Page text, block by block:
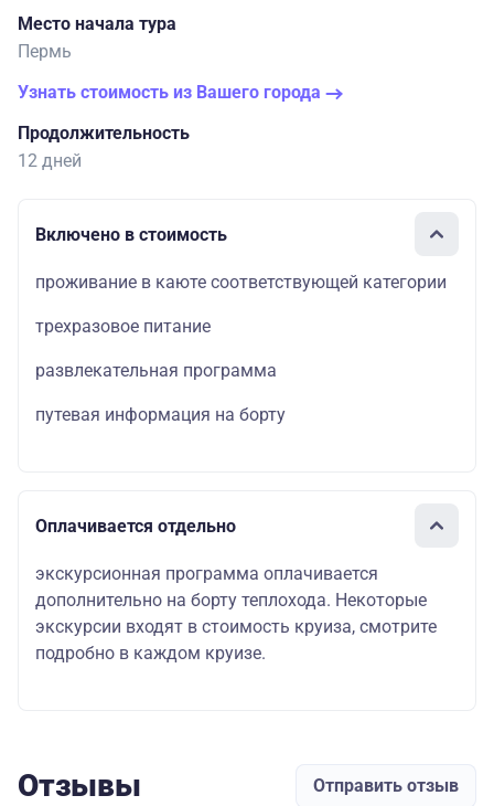
Место начала тура
Пермь
Узнать стоимость из Вашего города
Продолжительность
12 дней
Включено в стоимость
проживание в каюте соответствующей категории
трехразовое питание
развлекательная программа
путевая информация на борту
Оплачивается отдельно
экскурсионная программа оплачивается
дополнительно на борту теплохода. Некоторые
экскурсии входят в стоимость круиза, смотрите
подробно в каждом круизе.
Отзывы Отправить отзыв